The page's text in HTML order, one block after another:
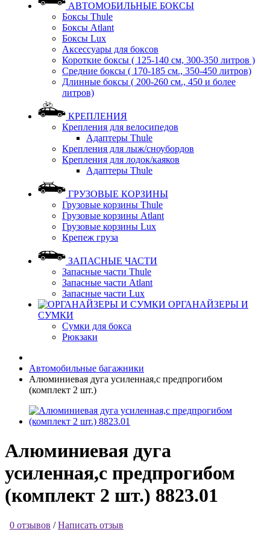
АВТОМОБИЛЬНЫЕ БОКСЫ
Боксы Thule
Боксы Atlant
Боксы Lux
Аксессуары для боксов
Короткие боксы ( 125-140 см, 300-350 литров )
Средние боксы ( 170-185 см., 350-450 литров)
Длинные боксы ( 200-260 см., 450 и более
литров)
КРЕПЛЕНИЯ
Крепления для велосипедов
Адаптеры Thule
Крепления для лыж/сноубордов
Крепления для лодок/каяков
Адаптеры Thule
ГРУЗОВЫЕ КОРЗИНЫ
Грузовые корзины Thule
Грузовые корзины Atlant
Грузовые корзины Lux
Крепеж груза
ЗАПАСНЫЕ ЧАСТИ
Запасные части Thule
Запасные части Atlant
Запасные части Lux
ОРГАНАЙЗЕРЫ И
СУМКИ
Сумки для бокса
Рюкзаки
Автомобильные багажники
Алюминиевая дуга усиленная,с предпрогибом
(комплект 2 шт.)
Алюминиевая дуга
усиленная,с предпрогибом
(комплект 2 шт.) 8823.01
0 отзывов /Написать отзыв